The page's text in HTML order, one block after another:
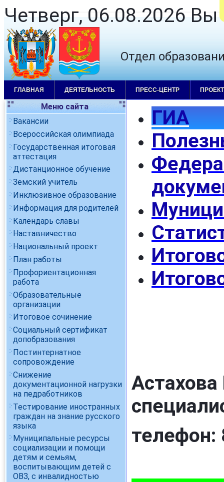
Четверг, 06.08.2026
Отдел
ГЛАВНАЯ ДЕЯТЕЛЬНОСТЬ ПРЕСС-ЦЕНТР
Меню сайта
Вакансии
Всероссийская олимпиада
Государственная итоговая
аттестация
Дистанционное обучение
Земский учитель
Инклюзивное образование
Информация для родителей
Календарь славы
Наставничество
Национальный проект
План работы
Профориентационная
работа
Образовательные
организации
Итоговое сочинение
Социальный сертификат
допобразования
Постинтернатное
сопровождение
Снижение
документационной нагрузки
на педработников
Тестирование иностранных
граждан на знание русского
языка
Муниципальные ресурсы
социализации и помощи
детям и семьям,
воспитывающим детей с
ОВЗ, с инвалидностью
ГИА
телефон: